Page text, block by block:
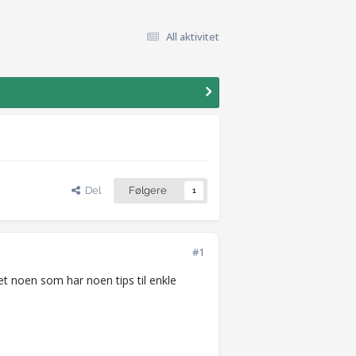
All aktivitet
Del Følgere 1
#1
noen som har noen tips til enkle